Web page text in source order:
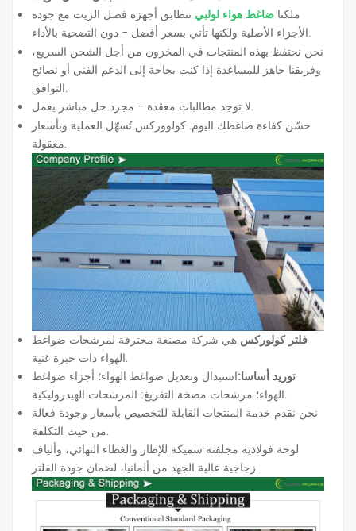
ملكنا ضاغط هواء لولبي تتطابق أجهزة فصل الزيت مع جودة
الأجزاء الأصلية ولكنها تأتي بسعر أفضل - دون التضحية بالأداء.
نحن نحتفظ بهذه المنتجات في المخزون من أجل الشحن السريع،
وفريقنا جاهز للمساعدة إذا كنت بحاجة إلى الدعم الفني أو نصائح
التوافق.
لا توجد مطالبات معقدة - مجرد حل مباشر يعمل.
حسّن كفاءة ضاغطك اليوم. كولووركس تُسهّل العملية وبأسعار
معقولة.
فلتر كولوركس هي شركة مصنعة محترفة لمرشحات ضواغط
الهواء ذات خبرة غنية.
توريد أساسا:استبدال وتعديل ضواغط الهواء؛ أجزاء ضواغط
الهواء؛ مرشحات مضخة التفريغ: المرشحات الهيدروليكية.
نحن نقدم خدمة المنتجات القابلة للتخصيص بأسعار وجودة فعالة
من حيث التكلفة.
لوحة فولاذية مجلفنة سميكة للإطار والغطاء النهائي، وألياف
زجاجية عالية الجهد من ألمانيا، لضمان جودة الفلتر.